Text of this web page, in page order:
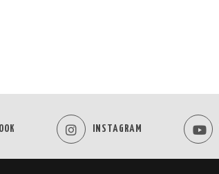
INSTAGRAM